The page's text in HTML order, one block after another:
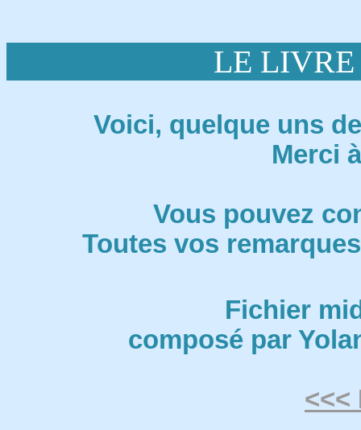
LE LIVRE
Voici, quelque uns
Merci
Vous pouvez
Toutes vos
Fichier
composé par
<<<